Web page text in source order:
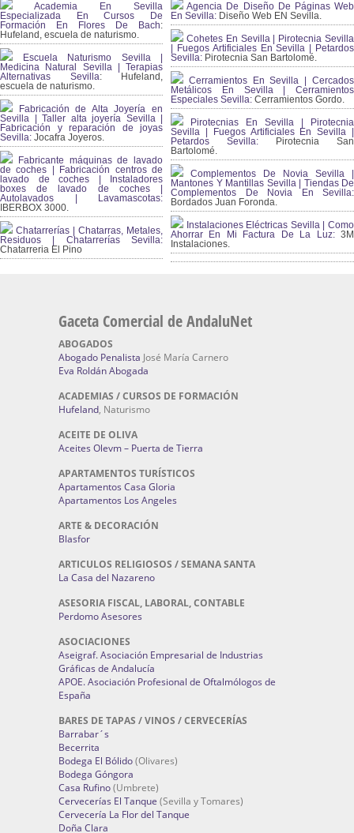
Academia En Sevilla
Especializada En Cursos De
Formación En Flores De Bach:
Hufeland, escuela de naturismo.
Escuela Naturismo Sevilla |
Medicina Natural Sevilla | Terapias
Alternativas Sevilla: Hufeland,
escuela de naturismo.
Fabricación de Alta Joyería en
Sevilla | Taller alta joyería Sevilla |
Fabricación y reparación de joyas
Sevilla: Jocafra Joyeros.
Fabricante máquinas de lavado
de coches | Fabricación centros de
lavado de coches | Instaladores
boxes de lavado de coches |
Autolavados | Lavamascotas:
IBERBOX 3000.
Chatarrerías | Chatarras, Metales,
Residuos | Chatarrerías Sevilla:
Chatarreria El Pino
Agencia De Diseño De Páginas Web
En Sevilla: Diseño Web EN Sevilla.
Cohetes En Sevilla | Pirotecnia Sevilla
| Fuegos Artificiales En Sevilla | Petardos
Sevilla: Pirotecnia San Bartolomé.
Cerramientos En Sevilla | Cercados
Metálicos En Sevilla | Cerramientos
Especiales Sevilla: Cerramientos Gordo.
Pirotecnias En Sevilla | Pirotecnia
Sevilla | Fuegos Artificiales En Sevilla |
Petardos Sevilla: Pirotecnia San
Bartolomé.
Complementos De Novia Sevilla |
Mantones Y Mantillas Sevilla | Tiendas De
Complementos De Novia En Sevilla:
Bordados Juan Foronda.
Instalaciones Eléctricas Sevilla | Como
Ahorrar En Mi Factura De La Luz:3M
Instalaciones.
Gaceta Comercial de AndaluNet
ABOGADOS
Abogado Penalista José María Carnero
Eva Roldán Abogada
ACADEMIAS / CURSOS DE FORMACIÓN
Hufeland, Naturismo
ACEITE DE OLIVA
Aceites Olevm – Puerta de Tierra
APARTAMENTOS TURÍSTICOS
Apartamentos Casa Gloria
Apartamentos Los Angeles
ARTE & DECORACIÓN
Blasfor
ARTICULOS RELIGIOSOS / SEMANA SANTA
La Casa del Nazareno
ASESORIA FISCAL, LABORAL, CONTABLE
Perdomo Asesores
ASOCIACIONES
Aseigraf. Asociación Empresarial de Industrias
Gráficas de Andalucía
APOE. Asociación Profesional de Oftalmólogos de
España
BARES DE TAPAS / VINOS / CERVECERÍAS
Barrabar´s
Becerrita
Bodega El Bólido(Olivares)
Bodega Góngora
Casa Rufino(Umbrete)
Cervecerías El Tanque (Sevilla y Tomares)
Cervecería La Flor del Tanque
Doña Clara